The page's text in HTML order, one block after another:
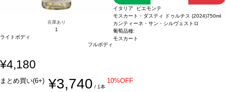
在庫あり
1
ライトボディ
フルボディ
イタリア ピエモンテ
モスカート・ダスティ ドゥルチス (2024)750ml
カンティーネ・サン・シルヴェストロ
葡萄品種:
モスカート
¥4,180
まとめ買い(6+) ¥3,740 / 1本
10%OFF